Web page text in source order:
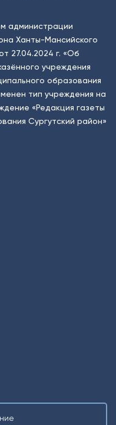
администрации
Ханты-Мансийского
27.04.2024 г. «Об
учреждения
образования
тип учреждения на
«Редакция газеты
Сургутский район»